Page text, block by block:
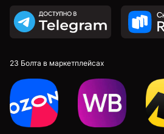
23 Болта в маркетплейсах